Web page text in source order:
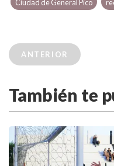
Ciudad de General Pico
ANTERIOR
También te